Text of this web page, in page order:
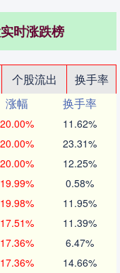
时涨跌榜
个股流出
换手率
涨幅
换手率
20.00% 11.62%
20.00% 23.31%
20.00% 12.25%
19.99% 0.58%
19.98% 11.95%
17.51% 11.39%
17.36% 6.47%
17.36% 14.66%